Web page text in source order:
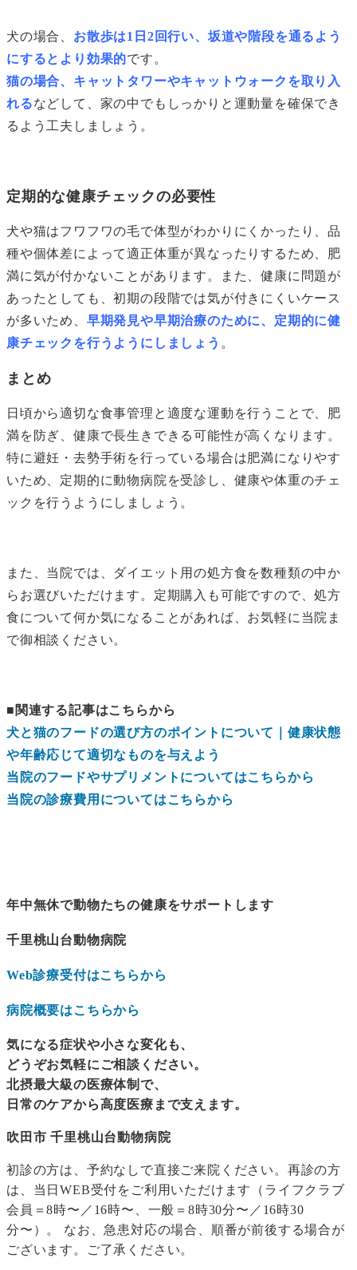
犬の場合、 お散歩は1日2回行い、坂道や階段を通るよう
にするとより効果的です。
猫の場合、キャットタワーやキャットウォークを取り入
れるなどして、家の中でもしっかりと運動量を確保でき
るよう工夫しましょう。
定期的な健康チェックの必要性
犬や猫はフワフワの毛で体型がわかりにくかったり、品
種や個体差によって適正体重が異なったりするため、肥
満に気が付かないことがあります。また、健康に問題が
あったとしても、初期の段階では気が付きにくいケース
が多いため、 早期発見や早期治療のために、定期的に健
康チェックを行うようにしましょう 。
まとめ
日頃から適切な食事管理と適度な運動を行うことで、肥
満を防ぎ、健康で長生きできる可能性が高くなります。
特に避妊・去勢手術を行っている場合は肥満になりやす
いため、定期的に動物病院を受診し、健康や体重のチェ
ックを行うようにしましょう。
また、当院では、ダイエット用の処方食を数種類の中か
らお選びいただけます。定期購入も可能ですので、処方
食について何か気になることがあれば、お気軽に当院ま
で御相談ください。
■関連する記事はこちらから
犬と猫のフードの選び方のポイントについて｜健康状態
や年齢応じて適切なものを与えよう
当院のフードやサプリメントについてはこちらから
当院の診療費用についてはこちらから
年中無休で動物たちの健康をサポートします
千里桃山台動物病院
Web診療受付はこちらから
病院概要はこちらから
気になる症状や小さな変化も、
どうぞお気軽にご相談ください。
北摂最大級の医療体制で、
日常のケアから高度医療まで支えます。
吹田市 千里桃山台動物病院
初診の方は、予約なしで直接ご来院ください。再診の方
は、当日WEB受付をご利用いただけます（ライフクラブ
会員＝8時〜／16時〜、一般＝8時30分〜／16時30
分〜）。 なお、急患対応の場合、順番が前後する場合が
ございます。ご了承ください。